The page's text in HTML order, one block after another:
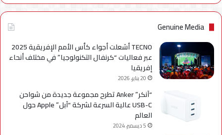
Genuine Media
TECNO أشعلت أجواء كأس الأمم الإفريقية 2025
عبر فعاليات “كرنفال التكنولوجيا” في مختلف أنحاء
إفريقيا
20 يناير، 2026
“آنكر” Anker تطرح مجموعة جديدة من شواحن
USB-C عالية السرعة لشركة “آبل” Apple حول
العالم
5 ديسمبر، 2024